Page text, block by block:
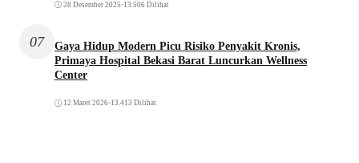
28 Desember 2025 •13.506 Dilihat
07
Gaya Hidup Modern Picu Risiko Penyakit Kronis,
Primaya Hospital Bekasi Barat Luncurkan Wellness
Center
12 Maret 2026•13.413 Dilihat